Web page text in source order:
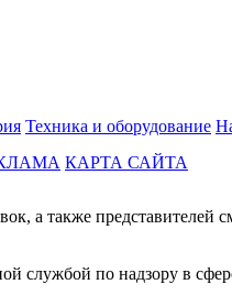
Техника и оборудование
КАРТА САЙТА
а также представителей
службой по надзору в